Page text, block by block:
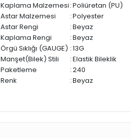
Kaplama Malzemesi :Poliüretan (PU)
Astar Malzemesi
:Polyester
Astar Rengi
:Beyaz
Kaplama Rengi
:Beyaz
Örgü Sıklığı (GAUGE) :13G
Manşet(Bilek) Stili
:Elastik Bileklik
Paketleme
:240
Renk
:Beyaz